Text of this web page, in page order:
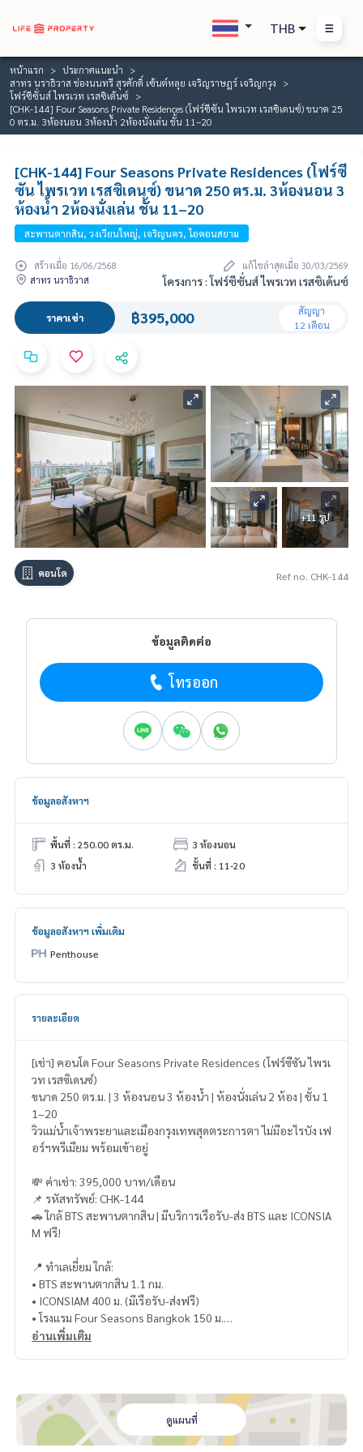
THB
หน้าแรก
ประกาศแนะนำ
สาทร นราธิวาส ช่องนนทรี สุรศักดิ์ เซ้นต์หลุย เจริญราษฎร์ เจริญกรุง
โฟร์ซีซั่นส์ ไพรเวท เรสซิเด้นซ์
[CHK-144] Four Seasons Private Residences (โฟร์ซีซัน ไพรเวท เรสซิเดนซ์) ขนาด 25
0 ตร.ม. 3ห้องนอน 3ห้องน้ำ 2ห้องนั่งเล่น ชั้น 11–20
[CHK-144] Four Seasons Private Residences (โฟร์ซี
ซัน ไพรเวท เรสซิเดนซ์) ขนาด 250 ตร.ม. 3ห้องนอน 3
ห้องน้ำ 2ห้องนั่งเล่น ชั้น 11–20
สะพานตากสิน, วงเวียนใหญ่, เจริญนคร, ไอคอนสยาม
สร้างเมื่อ 16/06/2568
แก้ไขล่าสุดเมื่อ 30/03/2569
สาทร นราธิวาส
โครงการ : โฟร์ซีซั่นส์ ไพรเวท เรสซิเด้นซ์
ราคาเช่า ฿395,000
สัญญา
12 เดือน
+11 รูป
คอนโด Ref no. CHK-144
ข้อมูลติดต่อ
โทรออก
ข้อมูลอสังหาฯ
พื้นที่ : 250.00 ตร.ม.
3 ห้องนอน
3 ห้องน้ำ
ชั้นที่ : 11-20
ข้อมูลอสังหาฯ เพิ่มเติม
Penthouse
รายละเอียด
[เช่า] คอนโด Four Seasons Private Residences (โฟร์ซีซัน ไพรเ
วท เรสซิเดนซ์)
ขนาด 250 ตร.ม. | 3 ห้องนอน 3 ห้องน้ำ | ห้องนั่งเล่น 2 ห้อง | ชั้น 1
1–20
วิวแม่น้ำเจ้าพระยาและเมืองกรุงเทพสุดตระการตา ไม่มีอะไรบัง เฟ
อร์ฯพรีเมียม พร้อมเข้าอยู่
💸 ค่าเช่า: 395,000 บาท/เดือน
📌 รหัสทรัพย์: CHK-144
🚗 ใกล้ BTS สะพานตากสิน | มีบริการเรือรับ-ส่ง BTS และ ICONSIA
M ฟรี!
📍 ทำเลเยี่ยม ใกล้:
• BTS สะพานตากสิน 1.1 กม.
• ICONSIAM 400 ม. (มีเรือรับ-ส่งฟรี)
• โรงแรม Four Seasons Bangkok 150 ม.
• Concierge, ระบบรักษาความปลอดภัย 24 ชม.
📸 ห้องจริง วิวหลักล้าน พร้อมเข้าอยู่
อ่านเพิ่มเติม
ดูแผนที่